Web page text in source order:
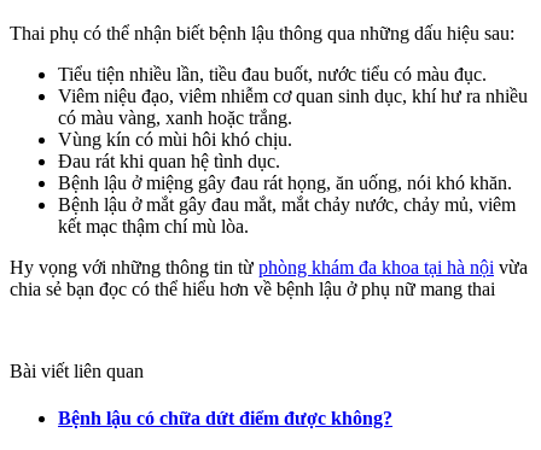
Thai phụ có thể nhận biết bệnh lậu thông qua những dấu hiệu sau:
Tiểu tiện nhiều lần, tiều đau buốt, nước tiểu có màu đục.
Viêm niệu đạo, viêm nhiễm cơ quan sinh dục, khí hư ra nhiều
có màu vàng, xanh hoặc trắng.
Vùng kín có mùi hôi khó chịu.
Đau rát khi quan hệ tình dục.
Bệnh lậu ở miệng gây đau rát họng, ăn uống, nói khó khăn.
Bệnh lậu ở mắt gây đau mắt, mắt chảy nước, chảy mủ, viêm
kết mạc thậm chí mù lòa.
Hy vọng với những thông tin từ phòng khám đa khoa tại hà nội vừa
chia sẻ bạn đọc có thể hiểu hơn về bệnh lậu ở phụ nữ mang thai
Bài viết liên quan
Bệnh lậu có chữa dứt điểm được không?